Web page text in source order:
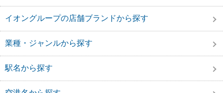
イオングループの店舗ブランドから探す
業種・ジャンルから探す
駅名から探す